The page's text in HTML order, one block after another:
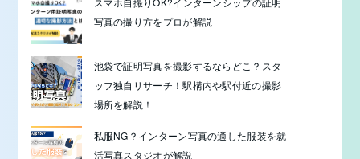
写真の撮り方をプロが解説
池袋で証明写真を撮影するならどこ？スタ
ッフ独自リサーチ！駅構内や駅付近の撮影
場所を解説！
私服NG？インターン写真の適した服装を就
活写真スタジオが解説